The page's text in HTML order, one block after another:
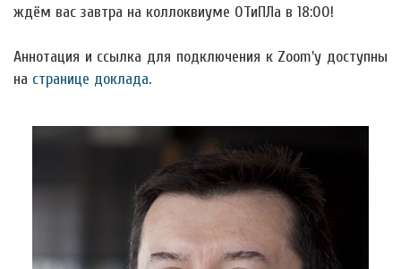
ждём вас завтра на коллоквиуме ОТиПЛа в 18:00!
Аннотация и ссылка для подключения к Zoom'у доступны
на странице доклада.